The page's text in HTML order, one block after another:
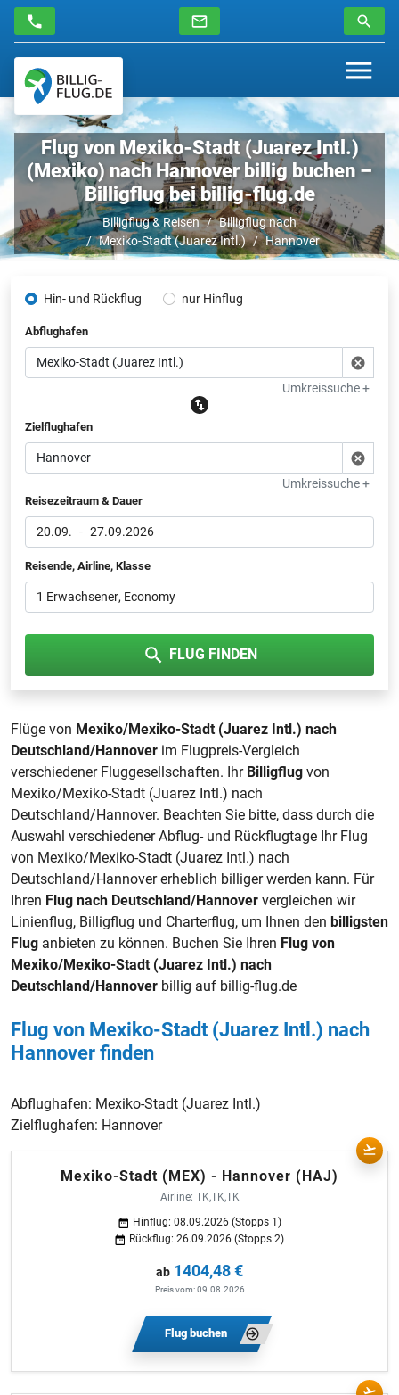
Flug von Mexiko-Stadt (Juarez Intl.)
(Mexiko) nach Hannover billig buchen –
Billigflug bei billig-flug.de
Billigflug & Reisen
Billigflug nach
Mexiko-Stadt (Juarez Intl.)
Hannover
Hin- und Rückflug nur Hinflug
Abflughafen
Umkreissuche +
Zielflughafen
Umkreissuche +
Reisezeitraum & Dauer
20.09. - 27.09.2026
Reisende, Airline, Klasse
1 Erwachsener, Economy
FLUG FINDEN
Flüge von Mexiko/Mexiko-Stadt (Juarez Intl.) nach
Deutschland/Hannover im Flugpreis-Vergleich
verschiedener Fluggesellschaften. Ihr Billigflug von
Mexiko/Mexiko-Stadt (Juarez Intl.) nach
Deutschland/Hannover. Beachten Sie bitte, dass durch die
Auswahl verschiedener Abflug- und Rückflugtage Ihr Flug
von Mexiko/Mexiko-Stadt (Juarez Intl.) nach
Deutschland/Hannover erheblich billiger werden kann. Für
Ihren Flug nach Deutschland/Hannover vergleichen wir
Linienflug, Billigflug und Charterflug, um Ihnen den billigsten
Flug anbieten zu können. Buchen Sie Ihren Flug von
Mexiko/Mexiko-Stadt (Juarez Intl.) nach
Deutschland/Hannover billig auf billig-flug.de
Flug von Mexiko-Stadt (Juarez Intl.) nach
Hannover finden
Abflughafen: Mexiko-Stadt (Juarez Intl.)
Zielflughafen: Hannover
Mexiko-Stadt (MEX) - Hannover (HAJ)
Airline: TK,TK,TK
Hinflug: 08.09.2026 (Stopps 1)
Rückflug: 26.09.2026 (Stopps 2)
ab 1404,48 €
Preis vom: 09.08.2026
Flug buchen